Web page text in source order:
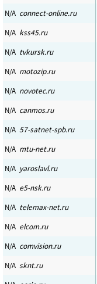
N/A connect-online.ru
N/A kss45.ru
N/A tvkursk.ru
N/A motozip.ru
N/A novotec.ru
N/A canmos.ru
N/A 57-satnet-spb.ru
N/A mtu-net.ru
N/A yaroslavl.ru
N/A e5-nsk.ru
N/A telemax-net.ru
N/A elcom.ru
N/A comvision.ru
N/A sknt.ru